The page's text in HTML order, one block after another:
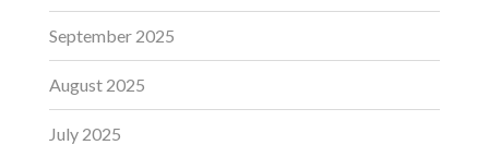
September 2025
August 2025
July 2025